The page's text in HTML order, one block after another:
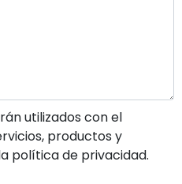
utilizados con el
productos y
política de privacidad.